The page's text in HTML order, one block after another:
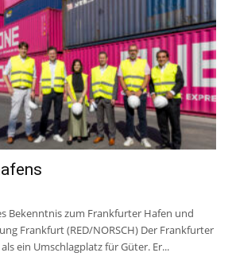
Bekenntnis zum Frankfurter Hafen und
Frankfurt (RED/NORSCH) Der Frankfurter
ein Umschlagplatz für Güter. Er...